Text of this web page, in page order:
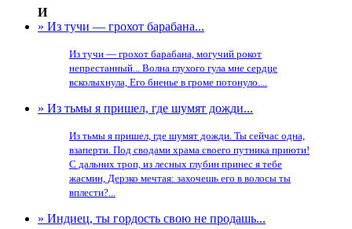
И
» Из тучи — грохот барабана...
Из тучи — грохот барабана, могучий рокот
непрестанный... Волна глухого гула мне сердце
всколыхнула, Его биенье в громе потонуло....
» Из тьмы я пришел, где шумят дожди...
Из тьмы я пришел, где шумят дожди. Ты сейчас одна,
взаперти. Под сводами храма своего путника приюти!
С дальних троп, из лесных глубин принес я тебе
жасмин, Дерзко мечтая: захочешь его в волосы ты
вплести?...
» Индиец, ты гордость свою не продашь...